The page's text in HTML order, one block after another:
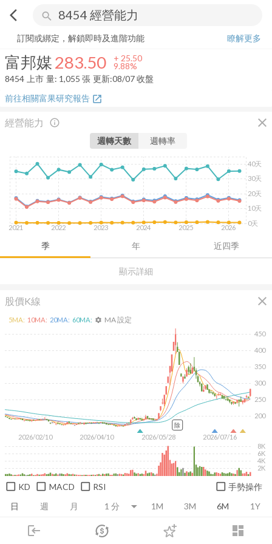
arrow_back_ios search
login dashboard
市場 登入
富邦媒 283.50+9.88%
訂閱或綁定，解鎖即時及進階功能
瞭解更多
富邦媒283.50 + 25.50
9.88%
8454 上市 量: 1,055 張 更新:08/07 收盤
前往相關富果研究報告 open_in_new
經營能力 close
顯示詳細
info_outline
季 年 近四季
週轉天數 週轉率
2021 2022 2023 2024 2025 2026
0天
10天
20天
30天
40天
股價K線 close
日 週 月 1M 3M 6M 1Y
2026/02/10 2026/04/10 2026/05/28 2026/07/16
200
250
300
350
400
450
2K
4K
6K
8K
5MA: 10MA: 20MA: 60MA: settings MA 設定
除
KD MACD RSI 手勢操作
推薦卡片 消息面 財務報